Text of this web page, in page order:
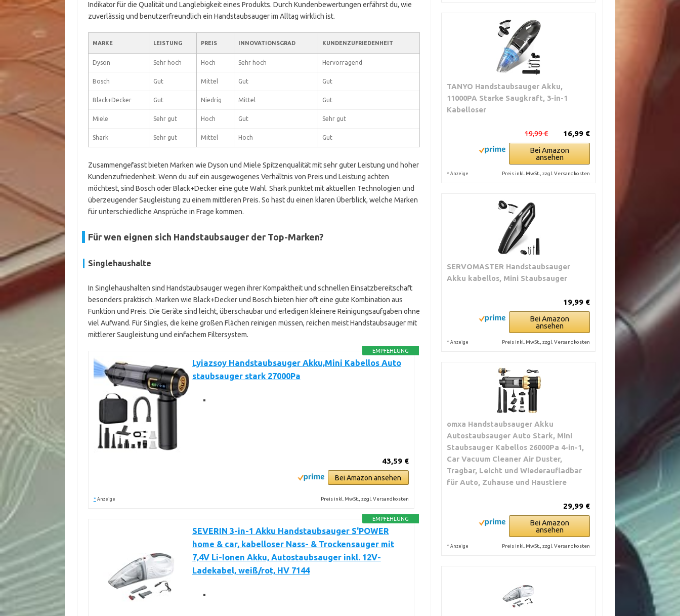
Indikator für die Qualität und Langlebigkeit eines Produkts. Durch Kundenbewertungen erfährst du, wie
zuverlässig und benutzerfreundlich ein Handstaubsauger im Alltag wirklich ist.
MARKE LEISTUNG PREIS INNOVATIONSGRAD KUNDENZUFRIEDENHEIT
Dyson Sehr hoch Hoch Sehr hoch Hervorragend
Bosch Gut Mittel Gut Gut
Black+Decker Gut Niedrig Mittel Gut
Miele Sehr gut Hoch Gut Sehr gut
Shark Sehr gut Mittel Hoch Gut
Zusammengefasst bieten Marken wie Dyson und Miele Spitzenqualität mit sehr guter Leistung und hoher
Kundenzufriedenheit. Wenn du auf ein ausgewogenes Verhältnis von Preis und Leistung achten
möchtest, sind Bosch oder Black+Decker eine gute Wahl. Shark punktet mit aktuellen Technologien und
überzeugender Saugleistung zu einem mittleren Preis. So hast du einen klaren Überblick, welche Marken
für unterschiedliche Ansprüche in Frage kommen.
Für wen eignen sich Handstaubsauger der Top-Marken?
Singlehaushalte
In Singlehaushalten sind Handstaubsauger wegen ihrer Kompaktheit und schnellen Einsatzbereitschaft
besonders praktisch. Marken wie Black+Decker und Bosch bieten hier oft eine gute Kombination aus
Funktion und Preis. Die Geräte sind leicht, überschaubar und erledigen kleinere Reinigungsaufgaben ohne
viel Aufwand. Für Singles, die keine großen Flächen reinigen müssen, reichen meist Handstaubsauger mit
mittlerer Saugleistung und einfachem Filtersystem.
EMPFEHLUNG
Lyiazsoy Handstaubsauger Akku,Mini Kabellos Auto
staubsauger stark 27000Pa
43,59 €
Bei Amazon ansehen
* Anzeige Preis inkl. MwSt., zzgl. Versandkosten
EMPFEHLUNG
SEVERIN 3-in-1 Akku Handstaubsauger S'POWER
home & car, kabelloser Nass- & Trockensauger mit
7,4V Li-Ionen Akku, Autostaubsauger inkl. 12V-
Ladekabel, weiß/rot, HV 7144
TANYO Handstaubsauger Akku,
11000PA Starke Saugkraft, 3-in-1
Kabelloser
16,99 €
19,99 €
Bei Amazon
ansehen
* Anzeige Preis inkl. MwSt., zzgl. Versandkosten
SERVOMASTER Handstaubsauger
Akku kabellos, Mini Staubsauger
19,99 €
Bei Amazon
ansehen
* Anzeige Preis inkl. MwSt., zzgl. Versandkosten
omxa Handstaubsauger Akku
Autostaubsauger Auto Stark, Mini
Staubsauger Kabellos 26000Pa 4-in-1,
Car Vacuum Cleaner Air Duster,
Tragbar, Leicht und Wiederaufladbar
für Auto, Zuhause und Haustiere
29,99 €
Bei Amazon
ansehen
* Anzeige Preis inkl. MwSt., zzgl. Versandkosten